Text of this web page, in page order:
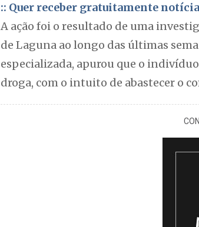
:: Quer receber gratuitamente
A ação foi o resultado de uma
de Laguna ao longo das últimas
especializada, apurou que o
droga, com o intuito de abastecer o